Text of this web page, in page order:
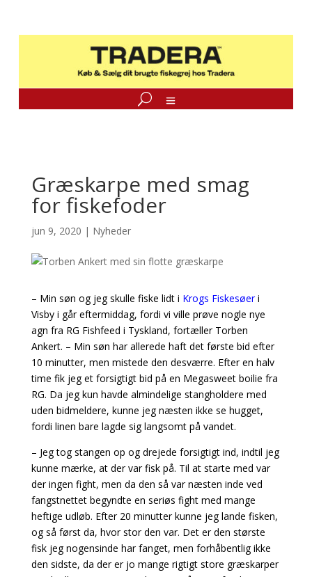
Græskarpe med smag
for fiskefoder
jun 9, 2020 | Nyheder
– Min søn og jeg skulle fiske lidt i Krogs Fiskesøeri
Visby i går eftermiddag, fordi vi ville prøve nogle nye
agn fra RG Fishfeed i Tyskland, fortæller Torben
Ankert. – Min søn har allerede haft det første bid efter
10 minutter, men mistede den desværre. Efter en halv
time fik jeg et forsigtigt bid på en Megasweet boilie fra
RG. Da jeg kun havde almindelige stangholdere med
uden bidmeldere, kunne jeg næsten ikke se hugget,
fordi linen bare lagde sig langsomt på vandet.
– Jeg tog stangen op og drejede forsigtigt ind, indtil jeg
kunne mærke, at der var fisk på. Til at starte med var
der ingen fight, men da den så var næsten inde ved
fangstnettet begyndte en seriøs fight med mange
heftige udløb. Efter 20 minutter kunne jeg lande fisken,
og så først da, hvor stor den var. Det er den største
fisk jeg nogensinde har fanget, men forhåbentlig ikke
den sidste, da der er jo mange rigtigt store græskarper